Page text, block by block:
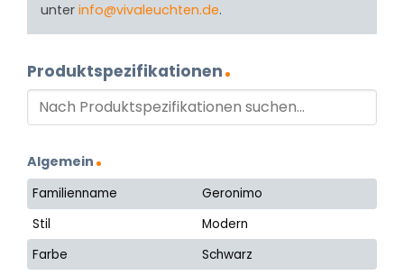
unter info@vivaleuchten.de.
Produktspezifikationen
Algemein
Familienname
Geronimo
Stil
Modern
Farbe
Schwarz